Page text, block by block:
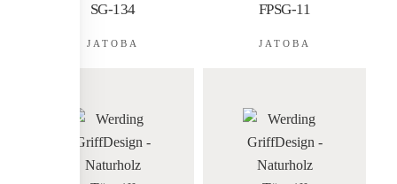
SG-134
JATOBA
FPSG-11
JATOBA